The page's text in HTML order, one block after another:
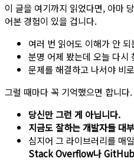
이 글을 여기까지 읽었다면, 아마
어본 경험이 있을 겁니다.
여러 번 읽어도 이해가 안 되
분명 어제 봤는데 오늘 다시
문제를 해결하고 나서야 비
그럴 때마다 꼭 기억했으면 합니다.
당신만 그런 게 아닙니다.
지금도 잘하는 개발자들 대
심지어 그 라이브러리를 매
Stack Overflow나 GitHub